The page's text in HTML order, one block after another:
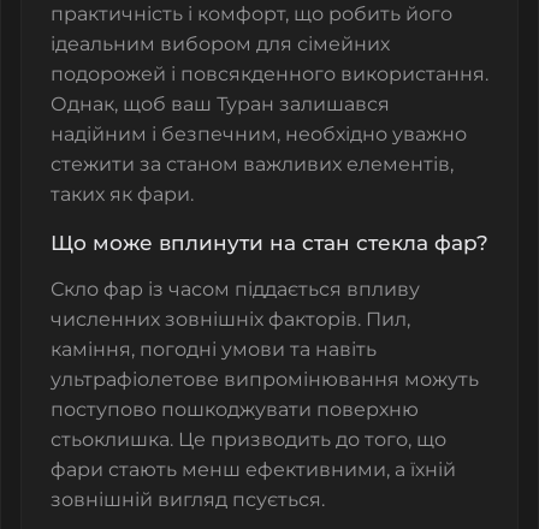
практичність і комфорт, що робить його
ідеальним вибором для сімейних
подорожей і повсякденного використання.
Однак, щоб ваш Туран залишався
надійним і безпечним, необхідно уважно
стежити за станом важливих елементів,
таких як фари.
Що може вплинути на стан стекла фар?
Скло фар із часом піддається впливу
численних зовнішніх факторів. Пил,
каміння, погодні умови та навіть
ультрафіолетове випромінювання можуть
поступово пошкоджувати поверхню
стьоклишка. Це призводить до того, що
фари стають менш ефективними, а їхній
зовнішній вигляд псується.